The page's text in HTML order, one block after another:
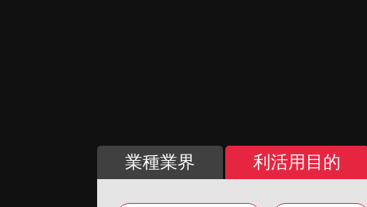
業種業界 利活用目的